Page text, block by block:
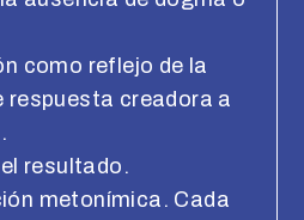
como reflejo de la
respuesta creadora a
resultado.
metonímica. Cada